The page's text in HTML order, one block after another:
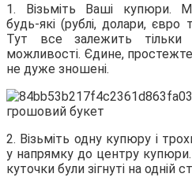
1. Візьміть Ваші купюри.
будь-які (рублі, долари, євро
Тут все залежить
можливості. Єдине,
не дуже зношені.
2. Візьміть одну купюру і
у напрямку до центру
куточки були зігнуті на одній